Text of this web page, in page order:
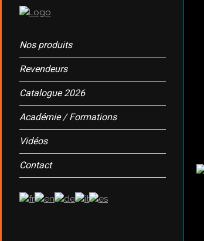
Nos produits
Revendeurs
Catalogue 2026
Académie / Formations
Vidéos
Contact